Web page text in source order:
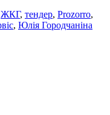
ЖКГ, тендер, Prozorro,
, Юлія Городчаніна